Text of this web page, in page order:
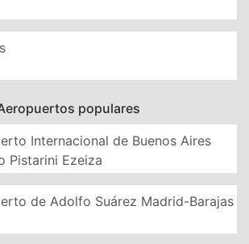
populares
Internacional de Buenos Aires
Pistarini Ezeiza
de Adolfo Suárez Madrid-Barajas